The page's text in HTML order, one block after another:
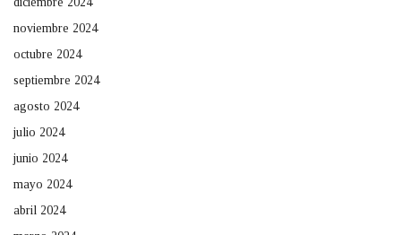
noviembre 2024
octubre 2024
septiembre 2024
agosto 2024
julio 2024
junio 2024
mayo 2024
abril 2024